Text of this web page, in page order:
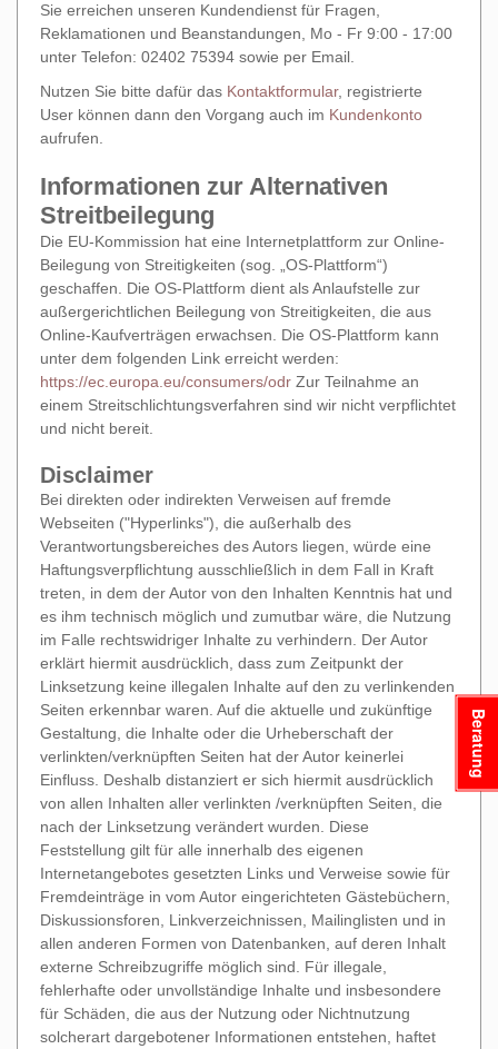
Sie erreichen unseren Kundendienst für Fragen,
Reklamationen und Beanstandungen, Mo - Fr 9:00 - 17:00
unter Telefon: 02402 75394 sowie per Email.
Nutzen Sie bitte dafür das Kontaktformular, registrierte
User können dann den Vorgang auch im Kundenkonto
aufrufen.
Informationen zur Alternativen
Streitbeilegung
Die EU-Kommission hat eine Internetplattform zur Online-
Beilegung von Streitigkeiten (sog. „OS-Plattform“)
geschaffen. Die OS-Plattform dient als Anlaufstelle zur
außergerichtlichen Beilegung von Streitigkeiten, die aus
Online-Kaufverträgen erwachsen. Die OS-Plattform kann
unter dem folgenden Link erreicht werden:
https://ec.europa.eu/consumers/odr Zur Teilnahme an
einem Streitschlichtungsverfahren sind wir nicht verpflichtet
und nicht bereit.
Disclaimer
Bei direkten oder indirekten Verweisen auf fremde
Webseiten ("Hyperlinks"), die außerhalb des
Verantwortungsbereiches des Autors liegen, würde eine
Haftungsverpflichtung ausschließlich in dem Fall in Kraft
treten, in dem der Autor von den Inhalten Kenntnis hat und
es ihm technisch möglich und zumutbar wäre, die Nutzung
im Falle rechtswidriger Inhalte zu verhindern. Der Autor
erklärt hiermit ausdrücklich, dass zum Zeitpunkt der
Linksetzung keine illegalen Inhalte auf den zu verlinkenden
Seiten erkennbar waren. Auf die aktuelle und zukünftige
Gestaltung, die Inhalte oder die Urheberschaft der
verlinkten/verknüpften Seiten hat der Autor keinerlei
Einfluss. Deshalb distanziert er sich hiermit ausdrücklich
von allen Inhalten aller verlinkten /verknüpften Seiten, die
nach der Linksetzung verändert wurden. Diese
Feststellung gilt für alle innerhalb des eigenen
Internetangebotes gesetzten Links und Verweise sowie für
Fremdeinträge in vom Autor eingerichteten Gästebüchern,
Diskussionsforen, Linkverzeichnissen, Mailinglisten und in
allen anderen Formen von Datenbanken, auf deren Inhalt
externe Schreibzugriffe möglich sind. Für illegale,
fehlerhafte oder unvollständige Inhalte und insbesondere
für Schäden, die aus der Nutzung oder Nichtnutzung
solcherart dargebotener Informationen entstehen, haftet
Beratung